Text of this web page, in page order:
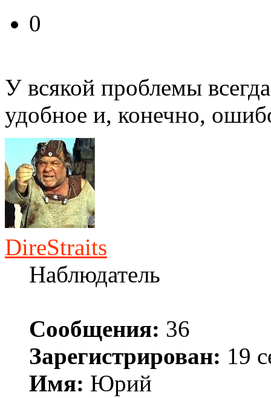
0
У всякой проблемы
удобное и, конечно,
DireStraits
Наблюдатель
Сообщения: 36
Зарегистрирован: 19
Имя: Юрий